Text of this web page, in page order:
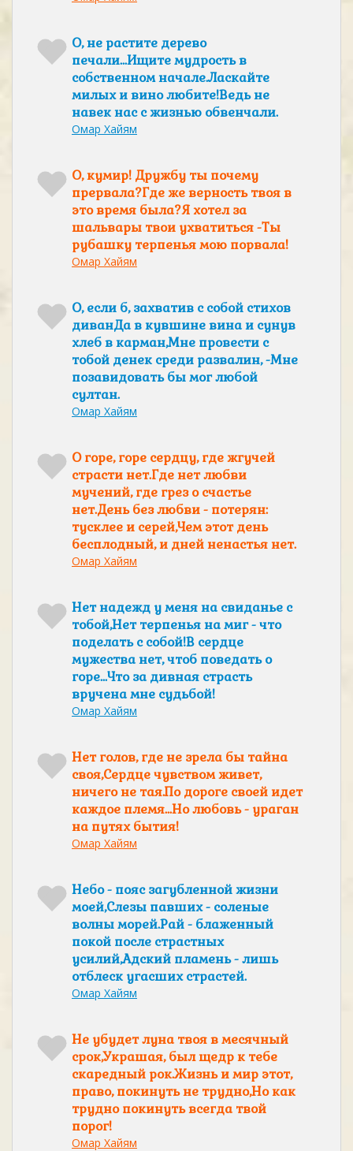
О, не растите дерево
печали...Ищите мудрость в
собственном начале.Ласкайте
милых и вино любите!Ведь не
навек нас с жизнью обвенчали.
Омар Хайям
О, кумир! Дружбу ты почему
прервала?Где же верность твоя в
это время была?Я хотел за
шальвары твои ухватиться -Ты
рубашку терпенья мою порвала!
Омар Хайям
О, если б, захватив с собой стихов
диванДа в кувшине вина и сунув
хлеб в карман,Мне провести с
тобой денек среди развалин, -Мне
позавидовать бы мог любой
султан.
Омар Хайям
О горе, горе сердцу, где жгучей
страсти нет.Где нет любви
мучений, где грез о счастье
нет.День без любви - потерян:
тусклее и серей,Чем этот день
бесплодный, и дней ненастья нет.
Омар Хайям
Нет надежд у меня на свиданье с
тобой,Нет терпенья на миг - что
поделать с собой!В сердце
мужества нет, чтоб поведать о
горе...Что за дивная страсть
вручена мне судьбой!
Омар Хайям
Нет голов, где не зрела бы тайна
своя,Сердце чувством живет,
ничего не тая.По дороге своей идет
каждое племя...Но любовь - ураган
на путях бытия!
Омар Хайям
Небо - пояс загубленной жизни
моей,Слезы павших - соленые
волны морей.Рай - блаженный
покой после страстных
усилий,Адский пламень - лишь
отблеск угасших страстей.
Омар Хайям
Не убудет луна твоя в месячный
срок,Украшая, был щедр к тебе
скаредный рок.Жизнь и мир этот,
право, покинуть не трудно,Но как
трудно покинуть всегда твой
порог!
Омар Хайям